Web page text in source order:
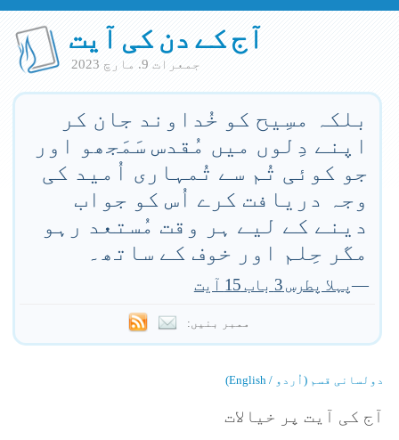
آج کے دن کی آیت
جمعرات 9. مارچ 2023
بلکہ مسِیح کو خُداوند جان کر
اپنے دِلوں میں مُقدس سَمَجھو اور
جو کوئی تُم سے تُمہاری اُمید کی
وجہ دریافت کرے اُس کو جواب
دینے کے لیے ہر وقت مُستعد رہو
مگر حِلم اور خوف کے ساتھ۔
—پہلا پطرس 3 باب 15 آیت
ممبر بنیں:
دولسانی قسم (اُردو / English)
آج کی آیت پر خیالات